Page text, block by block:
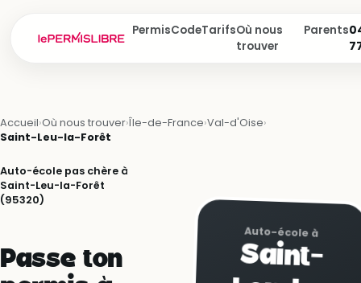
PermisCodeTarifsOù nous
trouver
Parents
Accueil›Où nous trouver›Île-de-France›Val-d'Oise›
Saint-Leu-la-Forêt
Auto-école pas chère à
Saint-Leu-la-Forêt
(95320)
Passe ton
Auto-école à
Saint-
Leu-la-